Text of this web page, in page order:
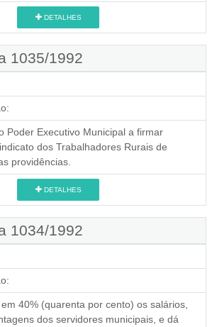
DETALHES
1035/1992
Poder Executivo Municipal a firmar
dos Trabalhadores Rurais de
providências.
DETALHES
1034/1992
40% (quarenta por cento) os salários,
dos servidores municipais, e dá